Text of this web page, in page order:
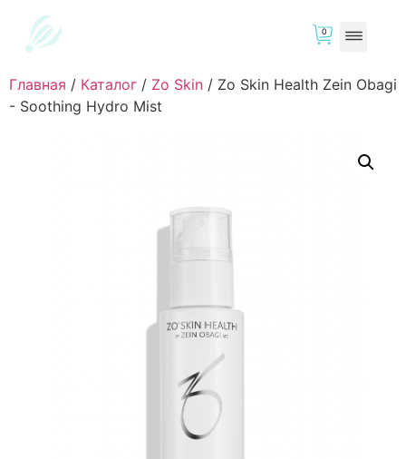
0
Главная / Каталог / Zo Skin / Zo Skin Health Zein Obagi
- Soothing Hydro Mist